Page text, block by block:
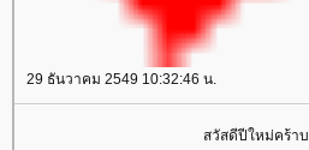
29 ธันวาคม 2549 10:32:46 น.
สวัสดีปีใหม่คร้าบ